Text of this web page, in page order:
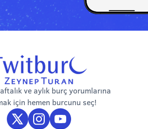
ve aylık burç yorumlarına
için hemen burcunu seç!